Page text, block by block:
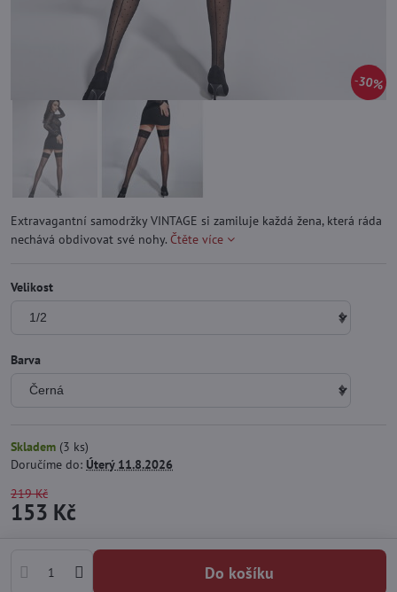
30%
Extravagantní samodržky VINTAGE si zamiluje každá žena, která ráda
nechává obdivovat své nohy. Čtěte více
Velikost
Barva
Skladem (3 ks)
Doručíme do: Úterý11.8.2026
219 Kč
153 Kč
Do košíku